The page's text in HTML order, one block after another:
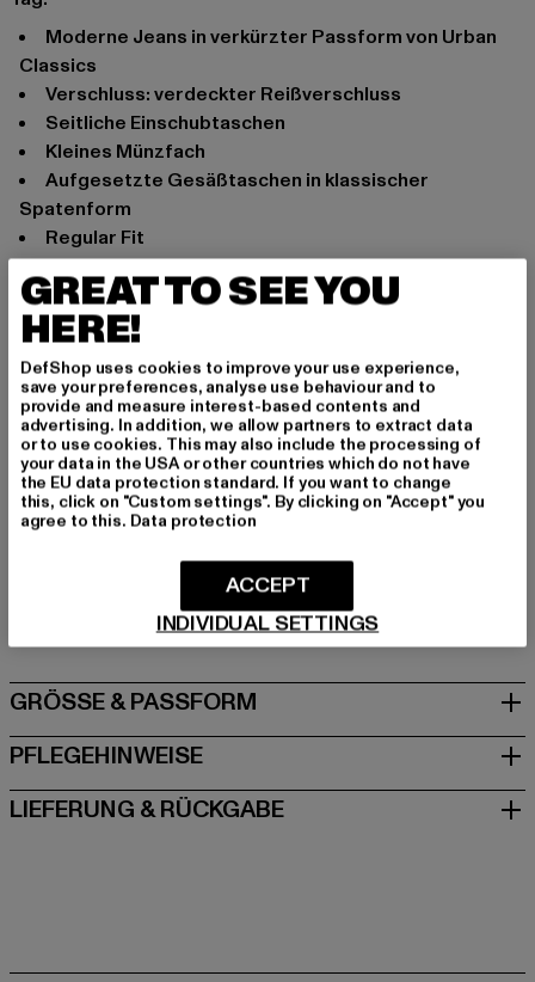
Moderne Jeans in verkürzter Passform von Urban
Classics
Verschluss: verdeckter Reißverschluss
Seitliche Einschubtaschen
Kleines Münzfach
Aufgesetzte Gesäßtaschen in klassischer
Spatenform
Regular Fit
Anlass: Street, Alltag, klassisch, Lässig
Verschlussarten: Reißverschluss
Schnitt: Regular-Fit
Marke: Urban Classics
Kat.: Straight Fit Jeans
Farbe: blau
Hersteller Farbe: middeepblue
Materialzusammensetzung: 100% Baumwolle
Art.Nr: TB5591-03851
Hersteller: TB International GmbH |info@tbint.de
Dr.-Robert-Murjahn-Straße 7 | 64372 Ober-Ramstadt |
GRÖSSE & PASSFORM
PFLEGEHINWEISE
LIEFERUNG & RÜCKGABE
GREAT TO SEE YOU
HERE!
DefShop uses cookies to improve your use experience,
save your preferences, analyse use behaviour and to
provide and measure interest-based contents and
advertising. In addition, we allow partners to extract data
or to use cookies. This may also include the processing of
your data in the USA or other countries which do not have
the EU data protection standard. If you want to change
this, click on "Custom settings". By clicking on "Accept" you
agree to this. Data protection
INDIVIDUAL SETTINGS
ACCEPT